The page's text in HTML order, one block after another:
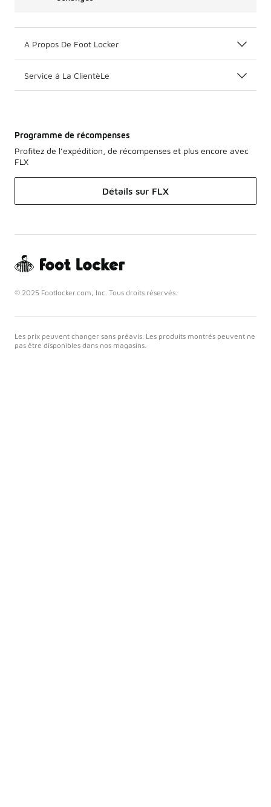
A Propos De Foot Locker
Service à La ClientèLe
Programme de récompenses
Profitez de l’expédition, de récompenses et plus encore avec
FLX
Détails sur FLX
© 2025 Footlocker.com, Inc. Tous droits réservés.
Les prix peuvent changer sans préavis. Les produits montrés peuvent ne
pas être disponibles dans nos magasins.